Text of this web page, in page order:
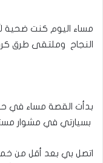
مساء اليوم كنت ضحية
النجاح وملتقى طرق
بدأت القصة مساء في
بسيارتي في مشوار
اتصل بي بعد أقل من